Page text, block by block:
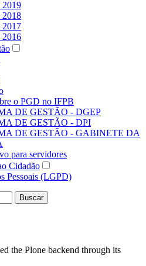
2019
2018
2017
2016
o PGD no IFPB
DE GESTÃO - DGEP
DE GESTÃO - DPI
DE GESTÃO - GABINETE DA
para servidores
Cidadão
Pessoais (LGPD)
Buscar
the Plone backend through its